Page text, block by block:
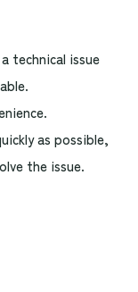
technical issue
as possible,
the issue.